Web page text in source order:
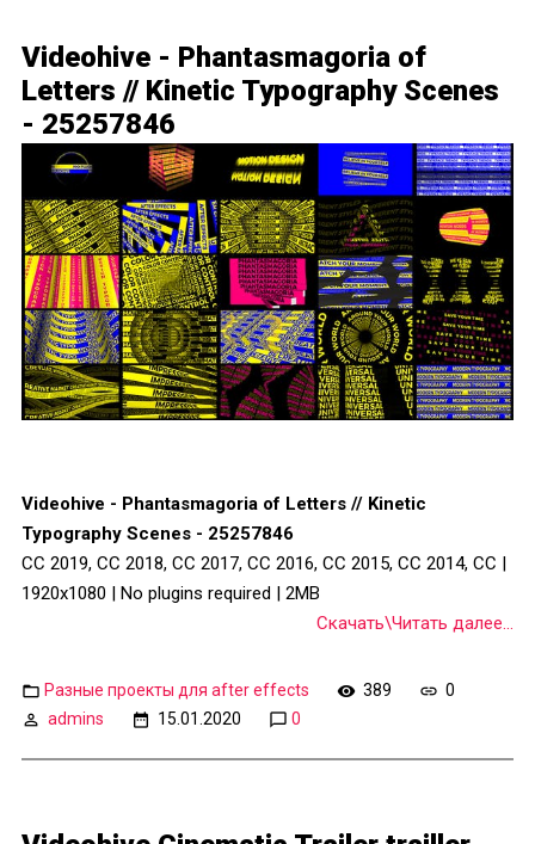
Videohive - Phantasmagoria of
Letters // Kinetic Typography Scenes
- 25257846
Videohive - Phantasmagoria of Letters // Kinetic
Typography Scenes - 25257846
CC 2019, CC 2018, CC 2017, CC 2016, CC 2015, CC 2014, CC |
1920x1080 | No plugins required | 2MB
Скачать\Читать далее...
Разные проекты для after effects 389
0
admins
15.01.2020 0